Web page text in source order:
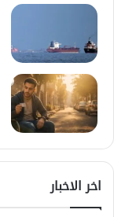
اخر الاخبار